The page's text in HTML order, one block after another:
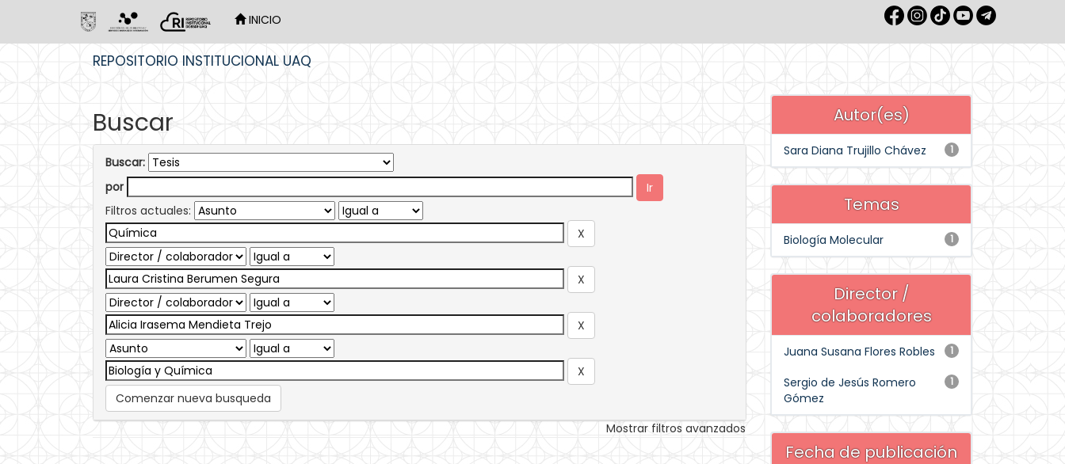
INICIO
REPOSITORIO INSTITUCIONAL UAQ
Buscar
Buscar:
por
Filtros actuales:
Comenzar nueva busqueda
Mostrar filtros avanzados
Autor(es)
1
Sara Diana Trujillo Chávez
Temas
1
Biología Molecular
Director /
colaboradores
1
Juana Susana Flores Robles
1
Sergio de Jesús Romero
Gómez
Fecha de publicación